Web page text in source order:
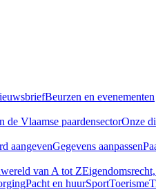
Beurzen en evenementen
de Vlaamse paardensectorOnze
aangevenGegevens aanpassen
van A tot Z
Pacht en huurSportToerisme